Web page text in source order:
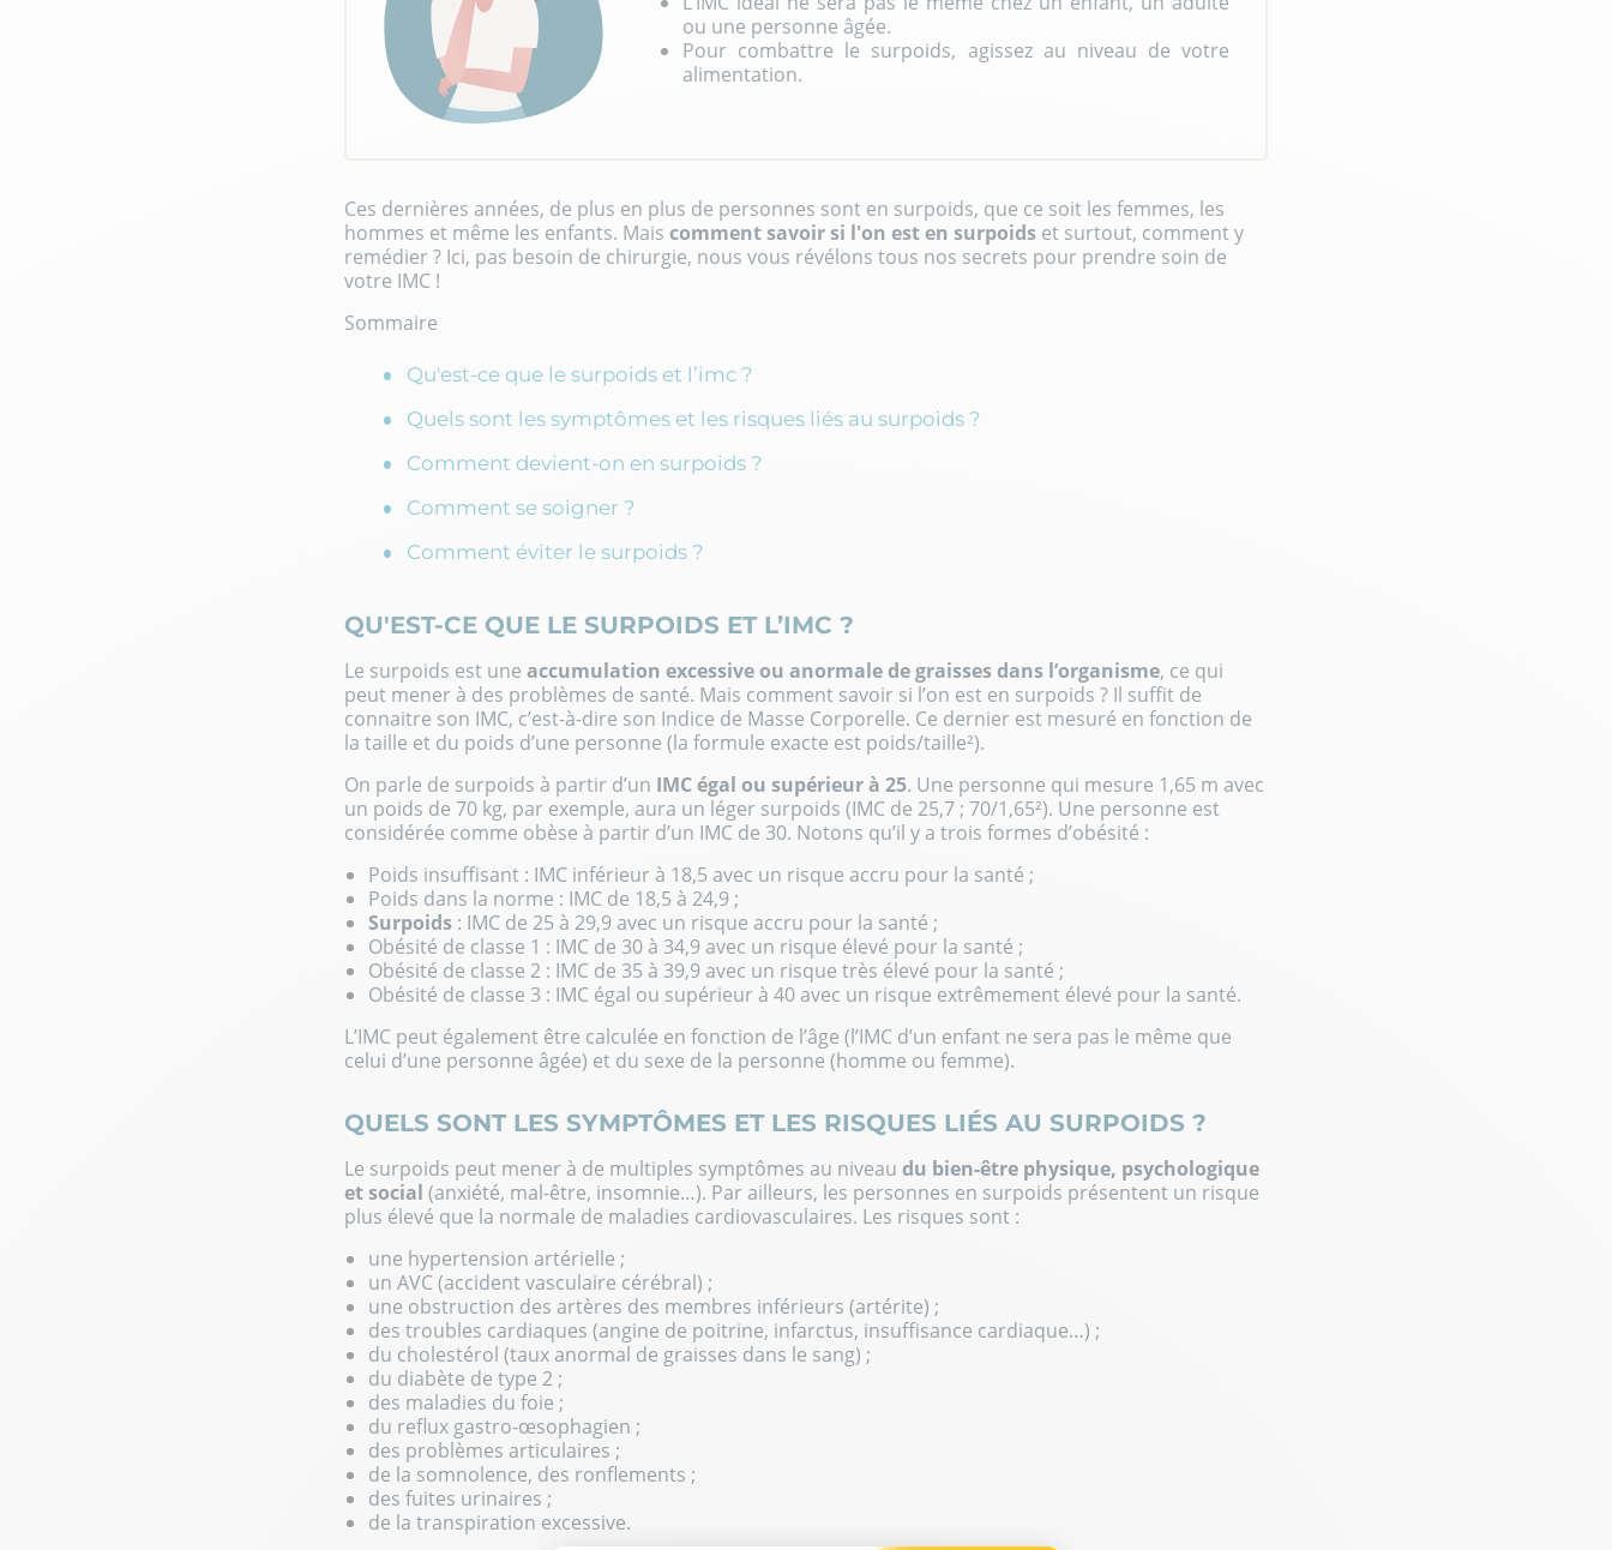
ou une personne âgée.
Pour combattre le surpoids, agissez au niveau de votre
alimentation.
Ces dernières années, de plus en plus de personnes sont en surpoids, que ce soit les femmes, les
hommes et même les enfants. Mais comment savoir si l'on est en surpoids et surtout, comment y
remédier ? Ici, pas besoin de chirurgie, nous vous révélons tous nos secrets pour prendre soin de
votre IMC !
Sommaire
Qu'est-ce que le surpoids et l’imc ?
Quels sont les symptômes et les risques liés au surpoids ?
Comment devient-on en surpoids ?
Comment se soigner ?
Comment éviter le surpoids ?
QU'EST-CE QUE LE SURPOIDS ET L’IMC ?
Le surpoids est une accumulation excessive ou anormale de graisses dans l’organisme, ce qui
peut mener à des problèmes de santé. Mais comment savoir si l’on est en surpoids ? Il suffit de
connaitre son IMC, c’est-à-dire son Indice de Masse Corporelle. Ce dernier est mesuré en fonction de
la taille et du poids d’une personne (la formule exacte est poids/taille²).
On parle de surpoids à partir d’un IMC égal ou supérieur à 25. Une personne qui mesure 1,65 m avec
un poids de 70 kg, par exemple, aura un léger surpoids (IMC de 25,7 ; 70/1,65²). Une personne est
considérée comme obèse à partir d’un IMC de 30. Notons qu’il y a trois formes d’obésité :
Poids insuffisant : IMC inférieur à 18,5 avec un risque accru pour la santé ;
Poids dans la norme : IMC de 18,5 à 24,9 ;
Surpoids : IMC de 25 à 29,9 avec un risque accru pour la santé ;
Obésité de classe 1 : IMC de 30 à 34,9 avec un risque élevé pour la santé ;
Obésité de classe 2 : IMC de 35 à 39,9 avec un risque très élevé pour la santé ;
Obésité de classe 3 : IMC égal ou supérieur à 40 avec un risque extrêmement élevé pour la santé.
L’IMC peut également être calculée en fonction de l’âge (l’IMC d’un enfant ne sera pas le même que
celui d’une personne âgée) et du sexe de la personne (homme ou femme).
QUELS SONT LES SYMPTÔMES ET LES RISQUES LIÉS AU SURPOIDS ?
Le surpoids peut mener à de multiples symptômes au niveau du bien-être physique, psychologique
et social (anxiété, mal-être, insomnie…). Par ailleurs, les personnes en surpoids présentent un risque
plus élevé que la normale de maladies cardiovasculaires. Les risques sont :
une hypertension artérielle ;
un AVC (accident vasculaire cérébral) ;
une obstruction des artères des membres inférieurs (artérite) ;
des troubles cardiaques (angine de poitrine, infarctus, insuffisance cardiaque…) ;
du cholestérol (taux anormal de graisses dans le sang) ;
du diabète de type 2 ;
des maladies du foie ;
du reflux gastro-œsophagien ;
des problèmes articulaires ;
de la somnolence, des ronflements ;
des fuites urinaires ;
de la transpiration excessive.